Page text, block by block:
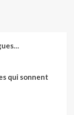
qui sonnent